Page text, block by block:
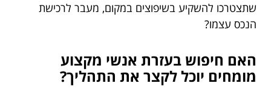
שתצטרכו להשקיע בשיפוצים במקום, מעבר לרכישת
הנכס עצמו?
האם חיפוש בעזרת אנשי מקצוע
מומחים יוכל לקצר את התהליך?